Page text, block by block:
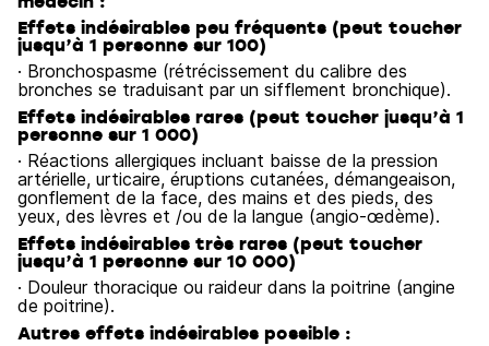
Effets indésirables peu fréquents (peut toucher
jusqu’à 1 personne sur 100)
· Bronchospasme (rétrécissement du calibre des
bronches se traduisant par un sifflement bronchique).
Effets indésirables rares (peut toucher jusqu’à 1
personne sur 1 000)
· Réactions allergiques incluant baisse de la pression
artérielle, urticaire, éruptions cutanées, démangeaison,
gonflement de la face, des mains et des pieds, des
yeux, des lèvres et /ou de la langue (angio‑œdème).
Effets indésirables très rares (peut toucher
jusqu’à 1 personne sur 10 000)
· Douleur thoracique ou raideur dans la poitrine (angine
de poitrine).
Autres effets indésirables possible :